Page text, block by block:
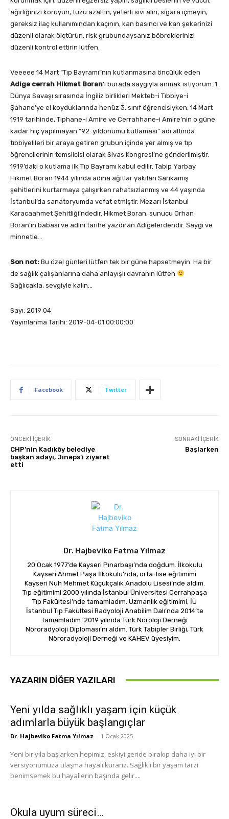
ağırlığınızı koruyun, tuzu azaltın, yeterli sıvı alın, sigara içmeyin,
gereksiz ilaç kullanımından kaçının, kan basıncı ve kan şekerinizi
düzenli olarak ölçtürün, risk grubundaysanız böbreklerinizi
düzenli kontrol ettirin lütfen.
Veeeee 14 Mart “Tıp Bayramı”nın kutlanmasına öncülük eden
Adige cerrah Hikmet Boran’ı burada saygıyla anmak istiyorum. 1.
Dünya Savaşı sırasında İngiliz birlikleri Mekteb-i Tıbbiye-i
Şahane’ye el koyduklarında henüz 3. sınıf öğrencisiyken, 14 Mart
1919 tarihinde, Tıphane-i Amire ve Cerrahhane-i Amire’nin o güne
kadar hiç yapılmayan “92. yıldönümü kutlaması” adı altında
tıbbiyelileri bir araya getiren grubun içinde yer almış ve tıp
öğrencilerinin temsilcisi olarak Sivas Kongresi’ne gönderilmiştir.
1919’daki o kutlama ilk Tıp Bayramı kabul edilir. Tabip Yarbay
Hikmet Boran 1944 yılında adına ağıtlar yakılan Sarıkamış
şehitlerini kurtarmaya çalışırken rahatsızlanmış ve 44 yaşında
İstanbul’da sanatoryumda vefat etmiştir. Mezarı İstanbul
Karacaahmet Şehitliği’ndedir. Hikmet Boran, sunucu Orhan
Boran’ın babası ve adını tarihe yazdıran Adigelerdendir. Saygı ve
minnetle…
Son not: Bu özel günleri lütfen tek bir güne hapsetmeyin. Ha bir
de sağlık çalışanlarına daha anlayışlı davranın lütfen
Sağlıcakla, sevgiyle kalın…
Sayı: 2019 04
Yayınlanma Tarihi: 2019-04-01 00:00:00
Facebook Twitter
ÖNCEKI İÇERIK
CHP’nin Kadıköy belediye
başkan adayı, Jıneps’i ziyaret
etti
SONRAKI İÇERIK
Başlarken
Dr. Hajbeviko Fatma Yılmaz
20 Ocak 1977’de Kayseri Pınarbaşı’nda doğdum. İlkokulu
Kayseri Ahmet Paşa İlkokulu’nda, orta-lise eğitimimi
Kayseri Nuh Mehmet Küçükçalık Anadolu Lisesi’nde aldım.
Tıp eğitimimi 2000 yılında İstanbul Üniversitesi Cerrahpaşa
Tıp Fakültesi’nde tamamladım. Uzmanlık eğitimimi, İÜ
İstanbul Tıp Fakültesi Radyoloji Anabilim Dalı’nda 2014’te
tamamladım. 2019 yılında Türk Nöroloji Derneği
Nöroradyoloji Diploması’nı aldım. Türk Tabipler Birliği, Türk
Nöroradyoloji Derneği ve KAHEV üyesiyim.
YAZARIN DIĞER YAZILARI
Yeni yılda sağlıklı yaşam için küçük
adımlarla büyük başlangıçlar
Dr. Hajbeviko Fatma Yılmaz - 1 Ocak 2025
Yeni bir yıla başlarken hepimiz, eskiyi geride bırakıp daha iyi bir
versiyonumuza ulaşma hayali kurarız. Sağlıklı bir yaşam tarzı
benimsemek bu hayallerin başında gelir....
Okula uyum süreci…